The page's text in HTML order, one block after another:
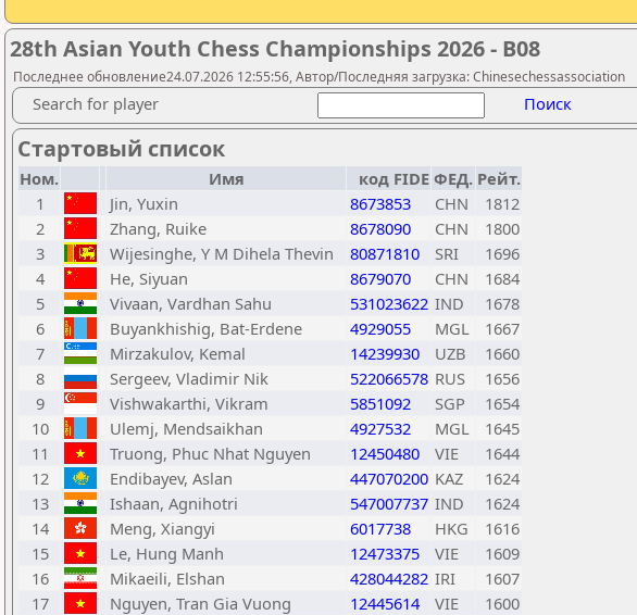
28th Asian Youth Chess Championships 2026 - B08
Последнее обновление24.07.2026 12:55:56, Автор/Последняя загрузка: Chinesechessassociation
Search for player Поиск
Стартовый список
Ном. Имя код FIDE ФЕД. Рейт.
1
Jin, Yuxin 8673853 CHN
1812
2
Zhang, Ruike 8678090 CHN
1800
3
Wijesinghe, Y M Dihela Thevin 80871810 SRI
1696
4
He, Siyuan 8679070 CHN
1684
5
Vivaan, Vardhan Sahu 531023622 IND
1678
6
Buyankhishig, Bat-Erdene 4929055 MGL
1667
7
Mirzakulov, Kemal 14239930 UZB
1660
8
Sergeev, Vladimir Nik 522066578 RUS
1656
9
Vishwakarthi, Vikram 5851092 SGP
1654
10
Ulemj, Mendsaikhan 4927532 MGL
1645
11
Truong, Phuc Nhat Nguyen 12450480 VIE
1644
12
Endibayev, Aslan 447070200 KAZ
1624
13
Ishaan, Agnihotri 547007737 IND
1624
14
Meng, Xiangyi 6017738 HKG
1616
15
Le, Hung Manh 12473375 VIE
1609
16
Mikaeili, Elshan 428044282 IRI
1607
17
Nguyen, Tran Gia Vuong 12445614 VIE
1600